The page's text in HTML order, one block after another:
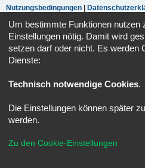
Nutzungsbedingungen
Registrieren
Powered byphpBB ® Forum
Datenschutz|
Um bestimmte Funktionen nutzen
Einstellungen nötig. Damit wird
setzen darf oder nicht. Es werden
Dienste:
Technisch notwendige Cookies.
Die Einstellungen können später
werden.
Zu den Cookie-Einstellungen